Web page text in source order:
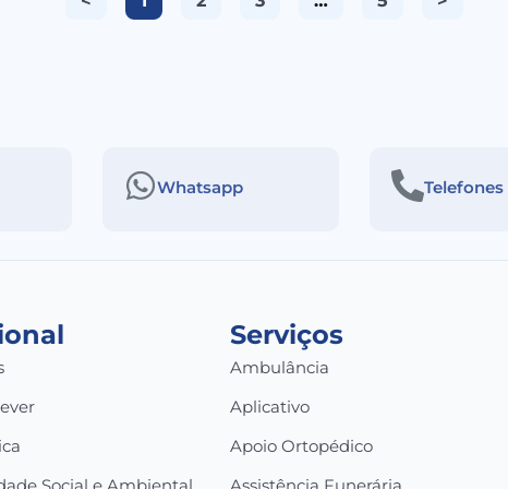
Whatsapp Telefones
Serviços
Ambulância
Aplicativo
Apoio Ortopédico